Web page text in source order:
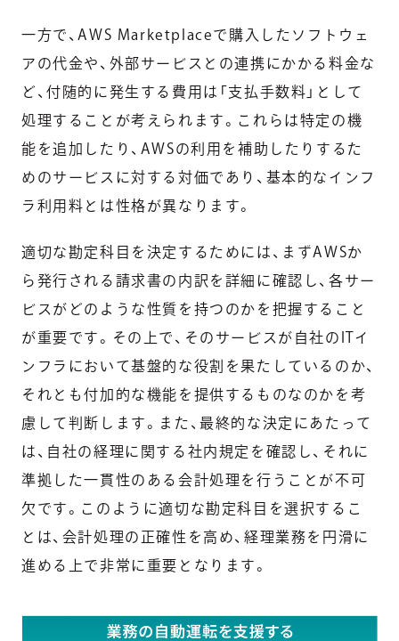
一方で、AWS Marketplaceで購入したソフトウェ
アの代金や、外部サービスとの連携にかかる料金な
ど、付随的に発生する費用は「支払手数料」として
処理することが考えられます。これらは特定の機
能を追加したり、AWSの利用を補助したりするた
めのサービスに対する対価であり、基本的なインフ
ラ利用料とは性格が異なります。
適切な勘定科目を決定するためには、まずAWSか
ら発行される請求書の内訳を詳細に確認し、各サー
ビスがどのような性質を持つのかを把握すること
が重要です。その上で、そのサービスが自社のITイ
ンフラにおいて基盤的な役割を果たしているのか、
それとも付加的な機能を提供するものなのかを考
慮して判断します。また、最終的な決定にあたって
は、自社の経理に関する社内規定を確認し、それに
準拠した一貫性のある会計処理を行うことが不可
欠です。このように適切な勘定科目を選択するこ
とは、会計処理の正確性を高め、経理業務を円滑に
進める上で非常に重要となります。